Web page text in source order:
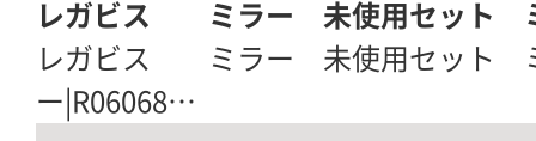
レガビス ミラー 未使用セット
レガビス ミラー 未使用セット
ー|R06068…